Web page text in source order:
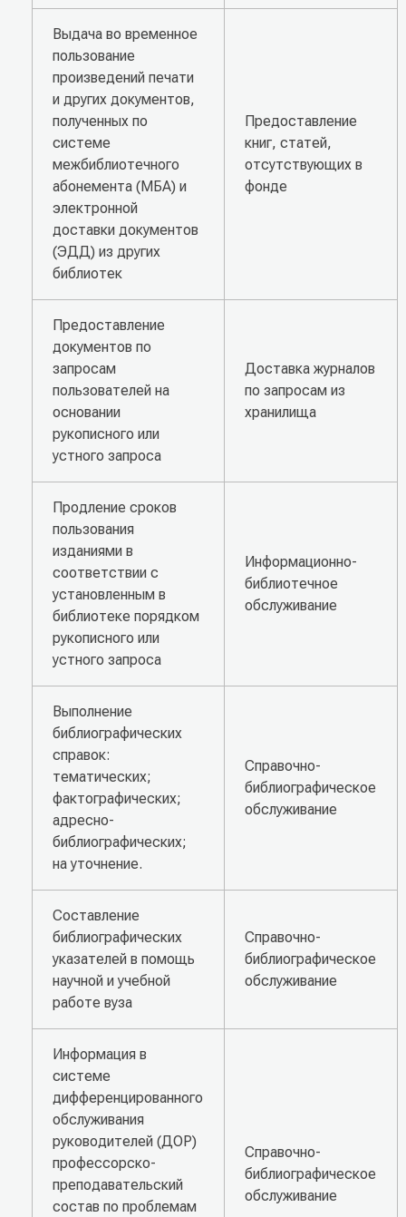
Выдача во временное
пользование
произведений печати
и других документов,
полученных по
системе
межбиблиотечного
абонемента (МБА) и
электронной
доставки документов
(ЭДД) из других
библиотек
Предоставление
книг, статей,
отсутствующих в
фонде
Предоставление
документов по
запросам
пользователей на
основании
рукописного или
устного запроса
Доставка журналов
по запросам из
хранилища
Продление сроков
пользования
изданиями в
соответствии с
установленным в
библиотеке порядком
рукописного или
устного запроса
Информационно-
библиотечное
обслуживание
Выполнение
библиографических
справок:
тематических;
фактографических;
адресно-
библиографических;
на уточнение.
Справочно-
библиографическое
обслуживание
Составление
библиографических
указателей в помощь
научной и учебной
работе вуза
Справочно-
библиографическое
обслуживание
Информация в
системе
дифференцированного
обслуживания
руководителей (ДОР)
профессорско-
преподавательский
состав по проблемам
Справочно-
библиографическое
обслуживание